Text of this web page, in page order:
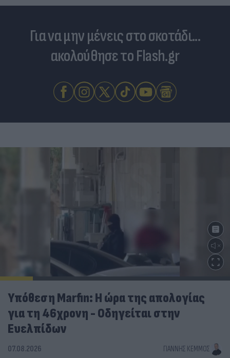
Για να μην μένεις στο σκοτάδι...
ακολούθησε το Flash.gr
Υπόθεση Marfin: Η ώρα της απολογίας
για τη 46χρονη - Οδηγείται στην
Ευελπίδων
07.08.2026 ΓΙΆΝΝΗΣ ΚΈΜΜΟΣ